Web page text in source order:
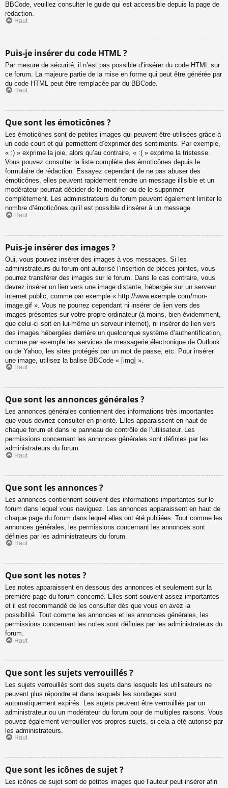
BBCode, veuillez consulter le guide qui est accessible depuis la page de
rédaction.
Haut
Puis-je insérer du code HTML ?
Par mesure de sécurité, il n’est pas possible d’insérer du code HTML sur
ce forum. La majeure partie de la mise en forme qui peut être générée par
du code HTML peut être remplacée par du BBCode.
Haut
Que sont les émoticônes ?
Les émoticônes sont de petites images qui peuvent être utilisées grâce à
un code court et qui permettent d’exprimer des sentiments. Par exemple,
« :) » exprime la joie, alors qu’au contraire, « :( » exprime la tristesse.
Vous pouvez consulter la liste complète des émoticônes depuis le
formulaire de rédaction. Essayez cependant de ne pas abuser des
émoticônes, elles peuvent rapidement rendre un message illisible et un
modérateur pourrait décider de le modifier ou de le supprimer
complètement. Les administrateurs du forum peuvent également limiter le
nombre d’émoticônes qu’il est possible d’insérer à un message.
Haut
Puis-je insérer des images ?
Oui, vous pouvez insérer des images à vos messages. Si les
administrateurs du forum ont autorisé l’insertion de pièces jointes, vous
pourrez transférer des images sur le forum. Dans le cas contraire, vous
devrez insérer un lien vers une image distante, hébergée sur un serveur
internet public, comme par exemple « http://www.exemple.com/mon-
image.gif ». Vous ne pourrez cependant ni insérer de lien vers des
images présentes sur votre propre ordinateur (à moins, bien évidemment,
que celui-ci soit en lui-même un serveur internet), ni insérer de lien vers
des images hébergées derrière un quelconque système d’authentification,
comme par exemple les services de messagerie électronique de Outlook
ou de Yahoo, les sites protégés par un mot de passe, etc. Pour insérer
une image, utilisez la balise BBCode « [img] ».
Haut
Que sont les annonces générales ?
Les annonces générales contiennent des informations très importantes
que vous devriez consulter en priorité. Elles apparaissent en haut de
chaque forum et dans le panneau de contrôle de l’utilisateur. Les
permissions concernant les annonces générales sont définies par les
administrateurs du forum.
Haut
Que sont les annonces ?
Les annonces contiennent souvent des informations importantes sur le
forum dans lequel vous naviguez. Les annonces apparaissent en haut de
chaque page du forum dans lequel elles ont été publiées. Tout comme les
annonces générales, les permissions concernant les annonces sont
définies par les administrateurs du forum.
Haut
Que sont les notes ?
Les notes apparaissent en dessous des annonces et seulement sur la
première page du forum concerné. Elles sont souvent assez importantes
et il est recommandé de les consulter dès que vous en avez la
possibilité. Tout comme les annonces et les annonces générales, les
permissions concernant les notes sont définies par les administrateurs du
forum.
Haut
Que sont les sujets verrouillés ?
Les sujets verrouillés sont des sujets dans lesquels les utilisateurs ne
peuvent plus répondre et dans lesquels les sondages sont
automatiquement expirés. Les sujets peuvent être verrouillés par un
administrateur ou un modérateur du forum pour de multiples raisons. Vous
pouvez également verrouiller vos propres sujets, si cela a été autorisé par
les administrateurs.
Haut
Que sont les icônes de sujet ?
Les icônes de sujet sont de petites images que l’auteur peut insérer afin